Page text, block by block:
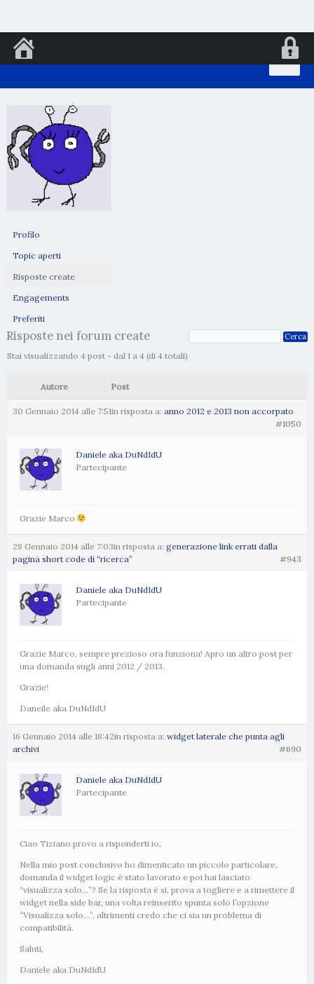
al
Profilo
Topic aperti
Risposte create
Engagements
Preferiti
Risposte nei forum create
Stai visualizzando 4 post - dal 1 a 4 (di 4 totali)
Autore Post
30 Gennaio 2014 alle 7:51in risposta a: anno 2012 e 2013 non accorpato
#1050
Daniele aka DuNdIdU
Partecipante
Grazie Marco
28 Gennaio 2014 alle 7:03in risposta a: generazione link errati dalla
pagina short code di “ricerca”
#943
Daniele aka DuNdIdU
Partecipante
Grazie Marco, sempre prezioso ora funziona! Apro un altro post per
una domanda sugli anni 2012 / 2013.
Grazie!
Daneile aka DuNdIdU
16 Gennaio 2014 alle 18:42in risposta a: widget laterale che punta agli
archivi
#690
Daniele aka DuNdIdU
Partecipante
Ciao Tiziano provo a risponderti io,
Nella mio post conclusivo ho dimenticato un piccolo particolare,
domanda il widget logic è stato lavorato e poi hai lasciato
“visualizza solo…”? Se la risposta è si, prova a togliere e a rimettere il
widget nella side bar, una volta reinserito spunta solo l’opzione
“Visualizza solo…”, altrimenti credo che ci sia un problema di
compatibilità.
Saluti,
Daniele aka DuNdIdU